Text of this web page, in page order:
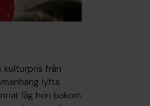
kulturpris från
lyfta
låg hon bakom